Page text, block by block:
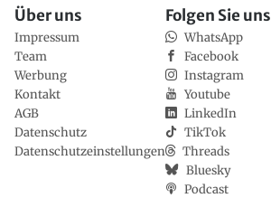
Über uns
Impressum
Team
Werbung
Kontakt
AGB
Datenschutz
Datenschutzeinstellungen
Folgen Sie uns
WhatsApp
Facebook
Instagram
Youtube
LinkedIn
TikTok
Threads
Bluesky
Podcast